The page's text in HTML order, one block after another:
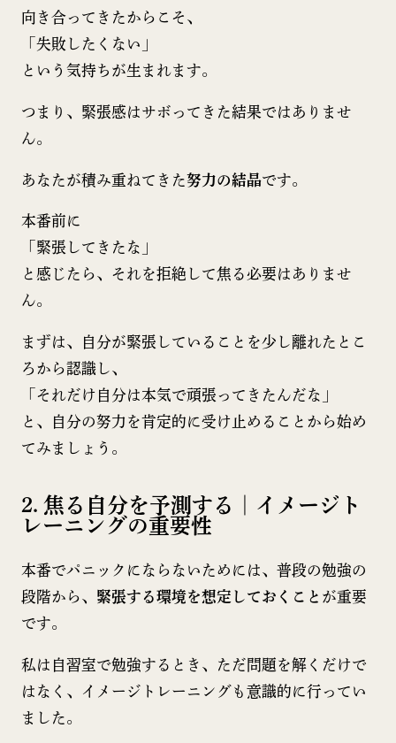
向き合ってきたからこそ、
「失敗したくない」
という気持ちが生まれます。
つまり、緊張感はサボってきた結果ではありませ
ん。
あなたが積み重ねてきた努力の結晶です。
本番前に
「緊張してきたな」
と感じたら、それを拒絶して焦る必要はありませ
ん。
まずは、自分が緊張していることを少し離れたとこ
ろから認識し、
「それだけ自分は本気で頑張ってきたんだな」
と、自分の努力を肯定的に受け止めることから始め
てみましょう。
2. 焦る自分を予測する｜イメージト
レーニングの重要性
本番でパニックにならないためには、普段の勉強の
段階から、 緊張する環境を想定しておくこと が重要
です。
私は自習室で勉強するとき、ただ問題を解くだけで
はなく、イメージトレーニングも意識的に行ってい
ました。